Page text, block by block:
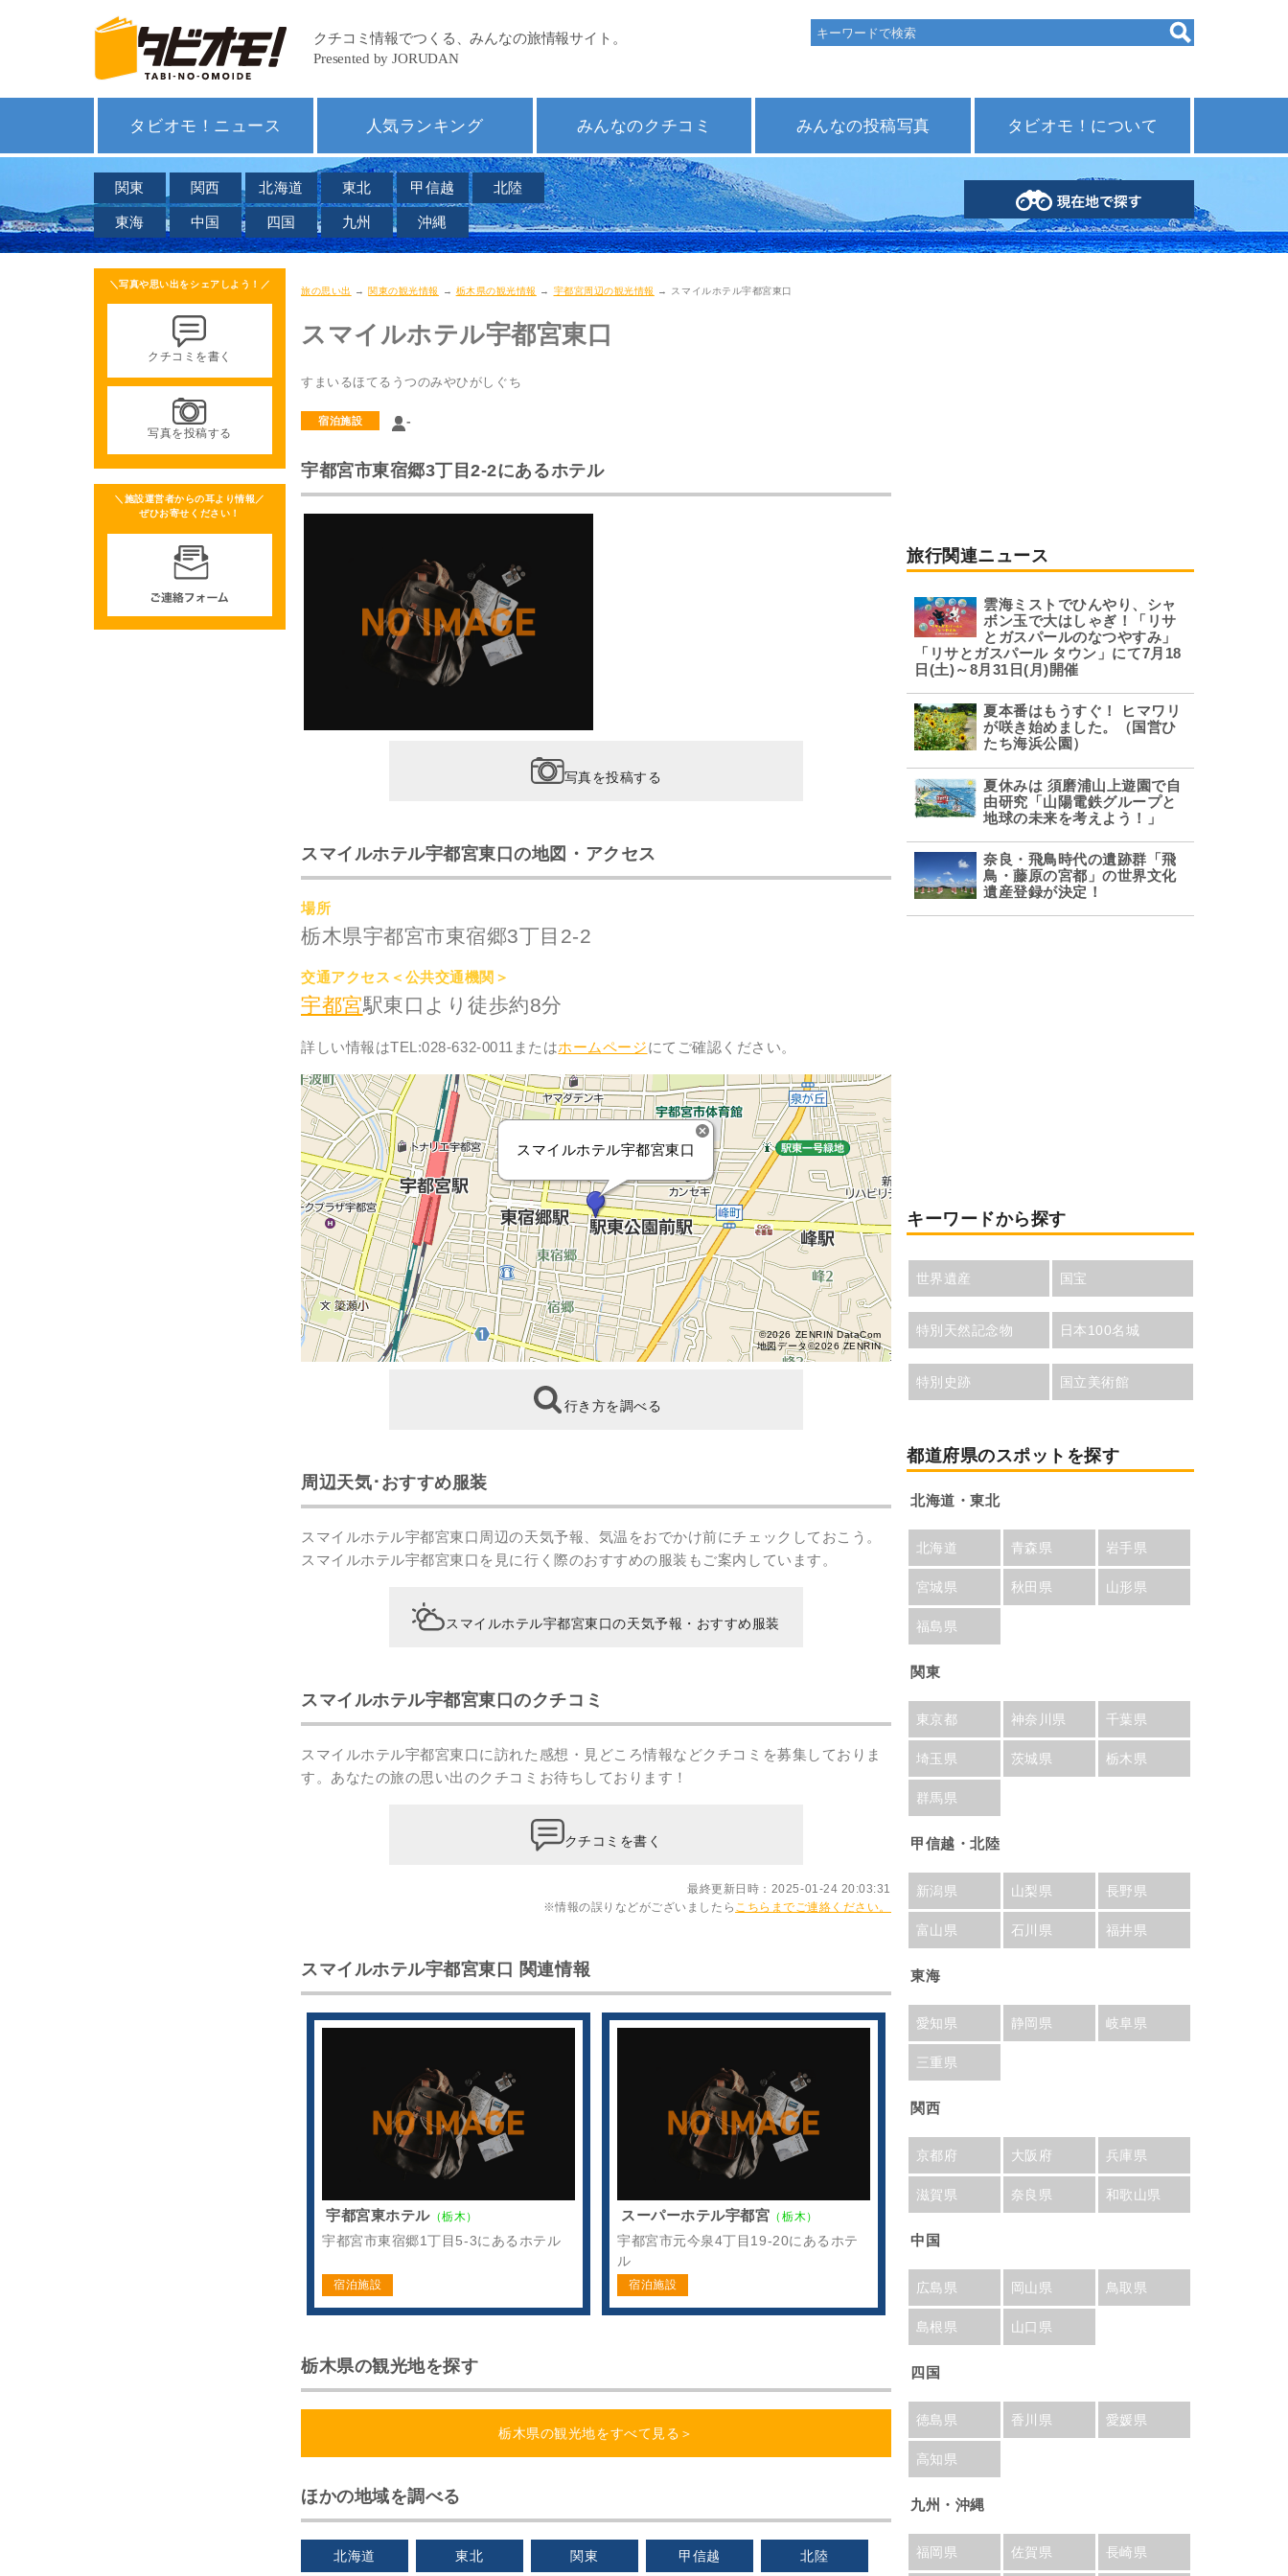
タビオモ！ニュース 人気ランキング みんなのクチコミ みんなの投稿写真 タビオモ！について
関東 関西 北海道 東北 甲信越 北陸
東海 中国 四国 九州 沖縄
旅の思い出 → 関東の観光情報 → 栃木県の観光情報 → 宇都宮周辺の観光情報 → スマイルホテル宇都宮東口
スマイルホテル宇都宮東口
すまいるほてるうつのみやひがしぐち
宿泊施設 -
宇都宮市東宿郷3丁目2-2にあるホテル
写真を投稿する
スマイルホテル宇都宮東口の地図・アクセス
場所
栃木県宇都宮市東宿郷3丁目2-2
交通アクセス＜公共交通機関＞
宇都宮駅東口より徒歩約8分
詳しい情報はTEL:028-632-0011またはホームページにてご確認ください。
スマイルホテル宇都宮東口
©2026 ZENRIN DataCom
地図データ©2026 ZENRIN
行き方を調べる
周辺天気･おすすめ服装
スマイルホテル宇都宮東口周辺の天気予報、気温をおでかけ前にチェックしておこう。
スマイルホテル宇都宮東口を見に行く際のおすすめの服装もご案内しています。
スマイルホテル宇都宮東口の天気予報・おすすめ服装
スマイルホテル宇都宮東口のクチコミ
スマイルホテル宇都宮東口に訪れた感想・見どころ情報などクチコミを募集しておりま
す。あなたの旅の思い出のクチコミ お待ちしております！
クチコミを書く
最終更新日時：2025-01-24 20:03:31
※情報の誤りなどがございましたら こちらまでご連絡ください。
スマイルホテル宇都宮東口 関連情報
宇都宮東ホテル（栃木）
宇都宮市東宿郷1丁目5-3にあるホテル
宿泊施設
スーパーホテル宇都宮 （栃木）
宇都宮市元今泉4丁目19-20にあるホテ
ル
宿泊施設
栃木県の観光地を探す
栃木県の観光地をすべて見る＞
ほかの地域を調べる
北海道 東北 関東 甲信越 北陸
旅行関連ニュース
雲海ミストでひんやり、シャ
ボン玉で大はしゃぎ！「リサ
とガスパールのなつやすみ」
「リサとガスパール タウン」にて7月18
日(土)～8月31日(月)開催
夏本番はもうすぐ！ ヒマワリ
が咲き始めました。（国営ひ
たち海浜公園）
夏休みは 須磨浦山上遊園で自
由研究「山陽電鉄グループと
地球の未来を考えよう！」
奈良・飛鳥時代の遺跡群「飛
鳥・藤原の宮都」の世界文化
遺産登録が決定！
キーワードから探す
世界遺産 国宝
特別天然記念物 日本100名城
特別史跡 国立美術館
都道府県のスポットを探す
北海道・東北
北海道 青森県 岩手県
宮城県 秋田県 山形県
福島県
関東
東京都 神奈川県 千葉県
埼玉県 茨城県 栃木県
群馬県
甲信越・北陸
新潟県 山梨県 長野県
富山県 石川県 福井県
東海
愛知県 静岡県 岐阜県
三重県
関西
京都府 大阪府 兵庫県
滋賀県 奈良県 和歌山県
中国
広島県 岡山県 鳥取県
島根県 山口県
四国
徳島県 香川県 愛媛県
高知県
九州・沖縄
福岡県 佐賀県 長崎県
＼写真や思い出をシェアしよう！／
クチコミを書く
写真を投稿する
＼施設運営者からの耳より情報／
ぜひお寄せください！